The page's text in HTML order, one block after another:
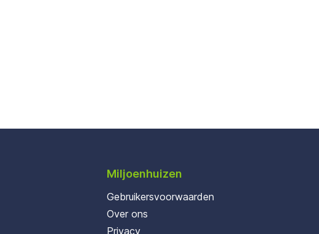
Miljoenhuizen
Gebruikersvoorwaarden
Over ons
Privacy